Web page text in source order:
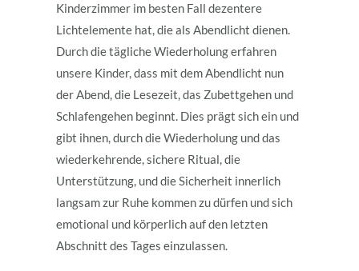
Kinderzimmer im besten Fall dezentere
Lichtelemente hat, die als Abendlicht dienen.
Durch die tägliche Wiederholung erfahren
unsere Kinder, dass mit dem Abendlicht nun
der Abend, die Lesezeit, das Zubettgehen und
Schlafengehen beginnt. Dies prägt sich ein und
gibt ihnen, durch die Wiederholung und das
wiederkehrende, sichere Ritual, die
Unterstützung, und die Sicherheit innerlich
langsam zur Ruhe kommen zu dürfen und sich
emotional und körperlich auf den letzten
Abschnitt des Tages einzulassen.